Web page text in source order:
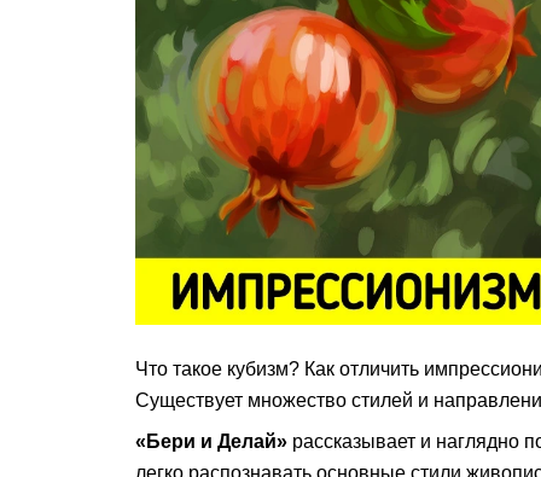
Что такое кубизм? Как отличить
Существует множество стилей и
«Бери и Делай» рассказывает и наглядно